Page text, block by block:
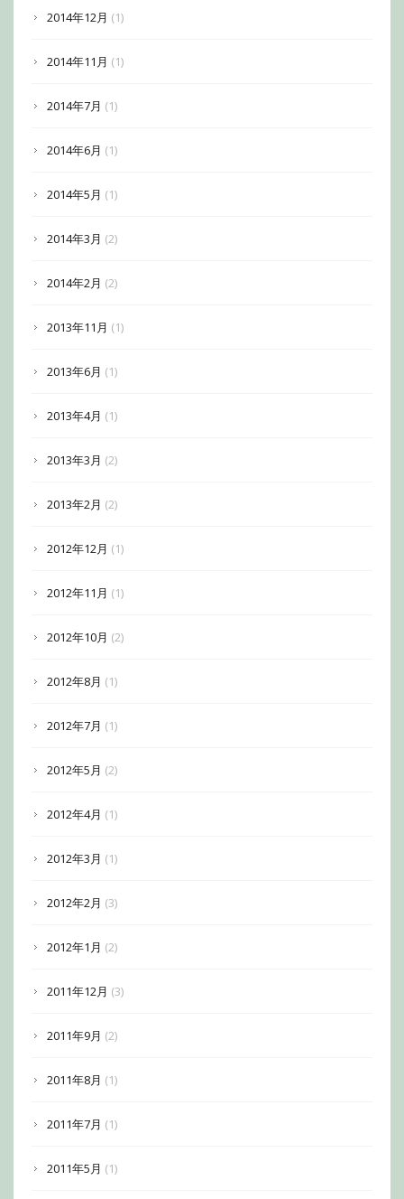
2014年12月 (1)
2014年11月 (1)
2014年7月 (1)
2014年6月 (1)
2014年5月 (1)
2014年3月 (2)
2014年2月 (2)
2013年11月 (1)
2013年6月 (1)
2013年4月 (1)
2013年3月 (2)
2013年2月 (2)
2012年12月 (1)
2012年11月 (1)
2012年10月 (2)
2012年8月 (1)
2012年7月 (1)
2012年5月 (2)
2012年4月 (1)
2012年3月 (1)
2012年2月 (3)
2012年1月 (2)
2011年12月 (3)
2011年9月 (2)
2011年8月 (1)
2011年7月 (1)
2011年5月 (1)